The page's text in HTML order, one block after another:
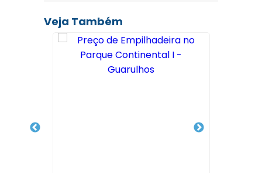
Veja Também